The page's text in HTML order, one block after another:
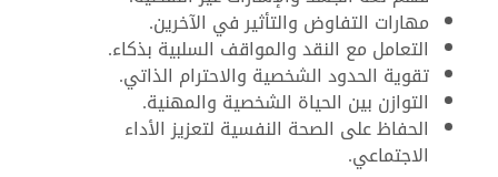
مهارات التفاوض والتأثير في الآخرين.
التعامل مع النقد والمواقف السلبية بذكاء.
تقوية الحدود الشخصية والاحترام الذاتي.
التوازن بين الحياة الشخصية والمهنية.
الحفاظ على الصحة النفسية لتعزيز الأداء
الاجتماعي.